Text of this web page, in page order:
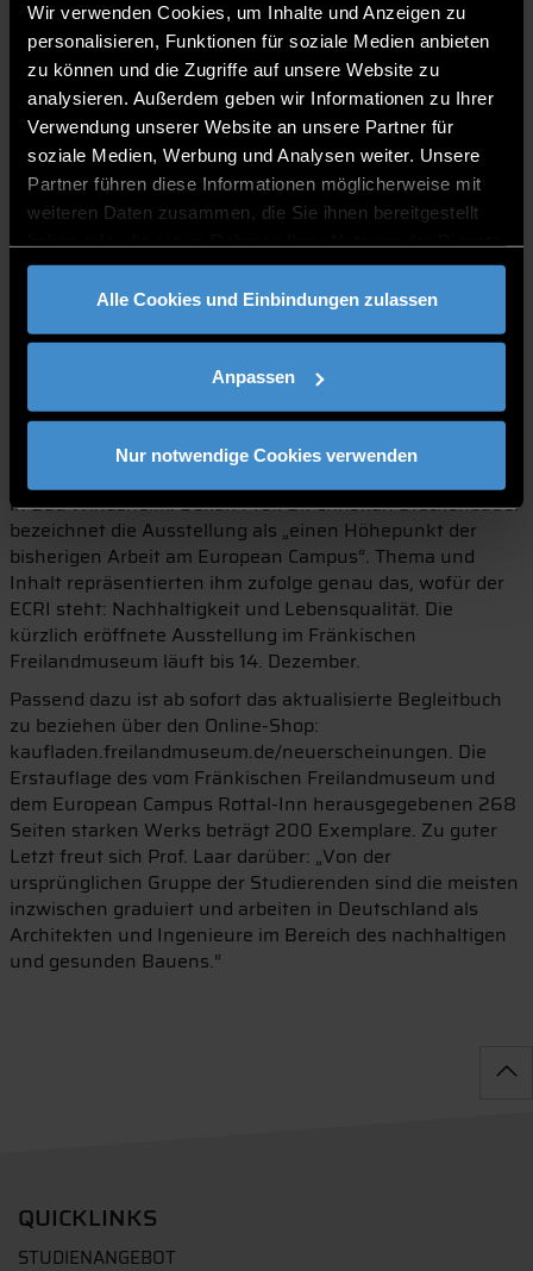
Wir verwenden Cookies, um Inhalte und Anzeigen zu
personalisieren, Funktionen für soziale Medien anbieten
zu können und die Zugriffe auf unsere Website zu
analysieren. Außerdem geben wir Informationen zu Ihrer
Verwendung unserer Website an unsere Partner für
soziale Medien, Werbung und Analysen weiter. Unsere
Partner führen diese Informationen möglicherweise mit
weiteren Daten zusammen, die Sie ihnen bereitgestellt
gesammelt haben.
Alle Cookies und Einbindungen zulassen
Anpassen
Nur notwendige Cookies verwenden
Ob beim passiven Kühlen oder dem natürlichen Lüften:
Weltweit passen sich Menschen laut Prof. Laar mit den
vorhandenen Ressourcen den gegebenen Umständen an,
um akzeptabel zu wohnen. „Kulturen, die nichts
voneinander wissen, beschreiten beim Häuserbau
ähnliche Wege“, stellt der Forscher fest. Seinem Team
ging es darum, durchs Vergleichen zu lernen. Zu den
Aufgaben der Studierenden zählte zudem, eine Ökobilanz
der untersuchten Gebäude zu erstellen. Dazu hält Prof.
Laar fest: „Werden historische Materialien durch moderne
durch Decke.“ Nachhaltigkeit sieht ihm zufolge anders
aus.
Die Präsentation der ersten Ergebnisse erfolgte vor drei
darauffolgenden Jahr im Freilichtmuseum Massing. Fast
um das doppelte auf rund 50 Beispiele erweitert, läuft
in Bad Windsheim. Dekan Prof. Dr. Christian Steckenbauer
bezeichnet die Ausstellung als „einen Höhepunkt der
bisherigen Arbeit am European Campus“. Thema und
Inhalt repräsentierten ihm zufolge genau das, wofür der
ECRI steht: Nachhaltigkeit und Lebensqualität. Die
kürzlich eröffnete Ausstellung im Fränkischen
Freilandmuseum läuft bis 14. Dezember.
Passend dazu ist ab sofort das aktualisierte Begleitbuch
zu beziehen über den Online-Shop:
kaufladen.freilandmuseum.de/neuerscheinungen. Die
Erstauflage des vom Fränkischen Freilandmuseum und
dem European Campus Rottal-Inn herausgegebenen 268
Seiten starken Werks beträgt 200 Exemplare. Zu guter
Letzt freut sich Prof. Laar darüber: „Von der
ursprünglichen Gruppe der Studierenden sind die meisten
inzwischen graduiert und arbeiten in Deutschland als
Architekten und Ingenieure im Bereich des nachhaltigen
und gesunden Bauens.“
QUICKLINKS
STUDIENANGEBOT